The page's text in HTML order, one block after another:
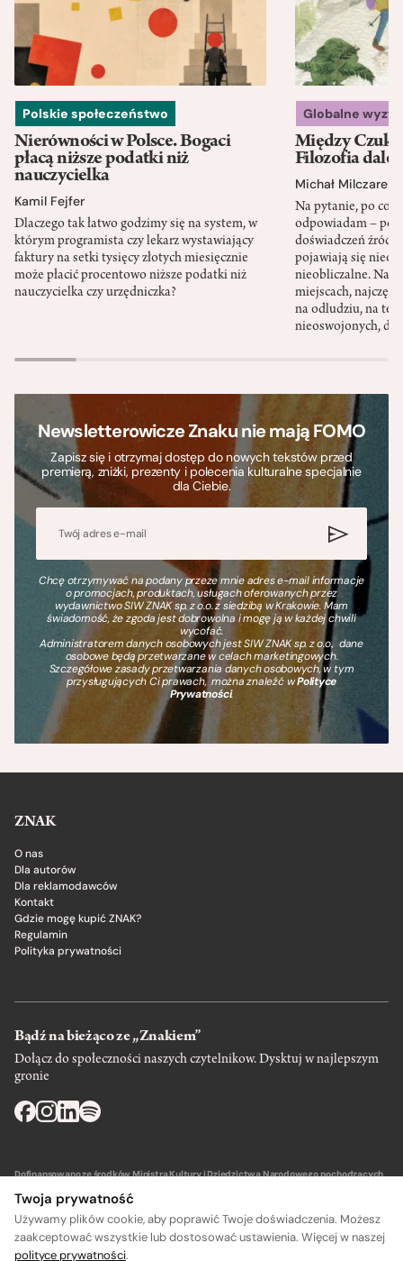
Polskie społeczeństwo
Nierówności w Polsce. Bogaci
płacą niższe podatki niż
nauczycielka
Kamil Fejfer
Dlaczego tak łatwo godzimy się na system, w
którym programista czy lekarz wystawiający
faktury na setki tysięcy złotych miesięcznie
może płacić procentowo niższe podatki niż
nauczycielka czy urzędniczka?
Globalne
Między
Filozofia
Michał Milczarek
Na pytanie, po co
odpowiadam – po
doświadczeń
pojawiają się
nieobliczalne.
miejscach,
na odludziu, na
nieoswojonych,
Newsletterowicze Znaku nie mają FOMO
Zapisz się i otrzymaj dostęp do nowych tekstów przed
premierą, zniżki, prezenty i polecenia kulturalne specjalnie
dla Ciebie.
Chcę otrzymywać na podany przeze mnie adres e-mail informacje
o promocjach, produktach, usługach oferowanych przez
wydawnictwo SIW ZNAK sp. z o.o. z siedzibą w Krakowie. Mam
świadomość, że zgoda jest dobrowolna i mogę ją w każdej chwili
wycofać.
Administratorem danych osobowych jest SIW ZNAK sp. z o.o., dane
osobowe będą przetwarzane w celach marketingowych.
Szczegółowe zasady przetwarzania danych osobowych, w tym
przysługujących Ci prawach, można znaleźć wPolityce
Prywatności.
ZNAK
O nas
Dla autorów
Dla reklamodawców
Kontakt
Gdzie mogę kupić ZNAK?
Regulamin
Polityka prywatności
Bądź na bieżąco ze „Znakiem”
Dołącz do społeczności naszych czytelnikow. Dysktuj w najlepszym
gronie
Dofinansowano ze środków Ministra Kultury i Dziedzictwa Narodowego pochodzących
Twoja prywatność
Używamy plików cookie, aby poprawić Twoje doświadczenia. Możesz
zaakceptować wszystkie lub dostosować ustawienia. Więcej w naszej
polityce prywatności.